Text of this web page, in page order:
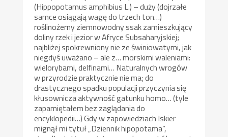
(Hippopotamus amphibius L.) – duży (dojrzałe
samce osiągają wagę do trzech ton…)
roślinożerny ziemnowodny ssak zamieszkujący
doliny rzek i jezior w Afryce Subsaharyjskiej;
najbliżej spokrewniony nie ze świniowatymi, jak
niegdyś uważano – ale z… morskimi waleniami:
wielorybami, delfinami… Naturalnych wrogów
w przyrodzie praktycznie nie ma; do
drastycznego spadku populacji przyczynia się
kłusownicza aktywność gatunku homo… (tyle
zapamiętałem bez zaglądania do
encyklopedii…) Gdy w zapowiedziach Iskier
mignął mi tytuł „Dziennik hipopotama”,